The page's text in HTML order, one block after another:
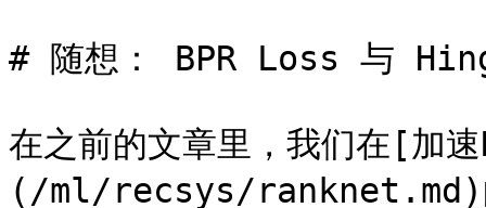
# 随想： BPR Loss 与
在之前的文章里，我们在[加
(/ml/recsys/ranknet.md)的